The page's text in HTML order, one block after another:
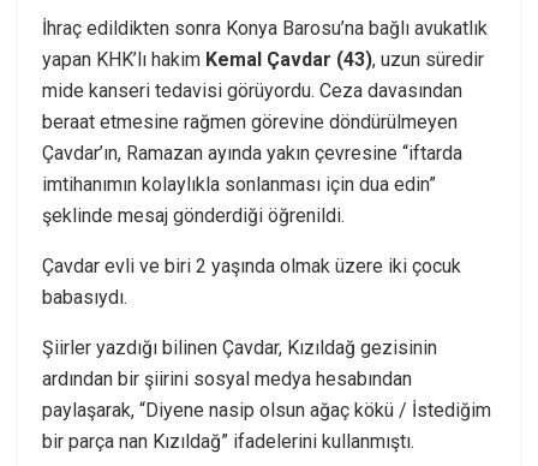
İhraç edildikten sonra Konya Barosu’na bağlı avukatlık
yapan KHK’lı hakim Kemal Çavdar (43), uzun süredir
mide kanseri tedavisi görüyordu. Ceza davasından
beraat etmesine rağmen görevine döndürülmeyen
Çavdar’ın, Ramazan ayında yakın çevresine “iftarda
imtihanımın kolaylıkla sonlanması için dua edin”
şeklinde mesaj gönderdiği öğrenildi.
Çavdar evli ve biri 2 yaşında olmak üzere iki çocuk
babasıydı.
Şiirler yazdığı bilinen Çavdar, Kızıldağ gezisinin
ardından bir şiirini sosyal medya hesabından
paylaşarak, “Diyene nasip olsun ağaç kökü / İstediğim
bir parça nan Kızıldağ” ifadelerini kullanmıştı.